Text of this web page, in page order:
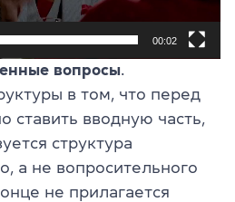
00:02
вопросы.
в том, что перед
ставить вводную часть,
структура
а не вопросительного
не прилагается